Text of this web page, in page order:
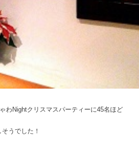
わNightクリスマスパーティーに45名ほど
うでした！